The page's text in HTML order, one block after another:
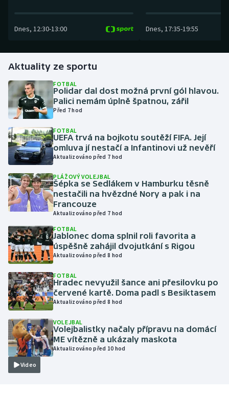
Futsal
Golf
Gymnastika
Házená
Jezdectví
Judo
Krasobruslení
Lezení
Lyže a snowboard
Moderní pětiboj
Motorsport
Olympijské hry
Parasport
Plavání
Plážový volejbal
Dnes, 12:30-13:00 Dnes, 17:35-19:55
Aktuality ze sportu
FOTBAL
Polidar dal dost možná první gól hlavou.
Palici nemám úplně špatnou, zářil
Před 7 hod
FOTBAL
UEFA trvá na bojkotu soutěží FIFA. Její
omluva jí nestačí a Infantinovi už nevěří
Aktualizováno před 7 hod
PLÁŽOVÝ VOLEJBAL
Šépka se Sedlákem v Hamburku těsně
nestačili na hvězdné Nory a pak i na
Francouze
Aktualizováno před 7 hod
FOTBAL
Jablonec doma splnil roli favorita a
úspěšně zahájil dvojutkání s Rigou
Aktualizováno před 8 hod
FOTBAL
Hradec nevyužil šance ani přesilovku po
červené kartě. Doma padl s Besiktasem
Aktualizováno před 8 hod
Video
VOLEJBAL
Volejbalistky načaly přípravu na domácí
ME vítězně a ukázaly maskota
Aktualizováno před 10 hod